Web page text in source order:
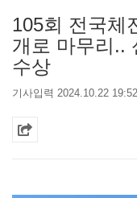
105회 전국체
개로 마무리..
수상
기사입력 2024.10.22 19:52